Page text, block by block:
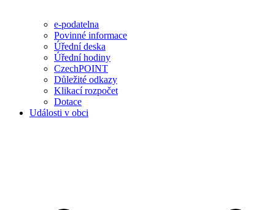
e-podatelna
Povinné informace
Úřední deska
Úřední hodiny
CzechPOINT
Důležité odkazy
Klikací rozpočet
Dotace
Události v obci